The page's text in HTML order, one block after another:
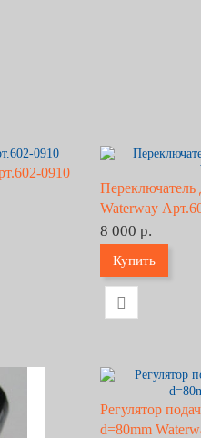
0910
Переключатель
Waterway
8 000 р.
Купить
Регулятор
d=80mm